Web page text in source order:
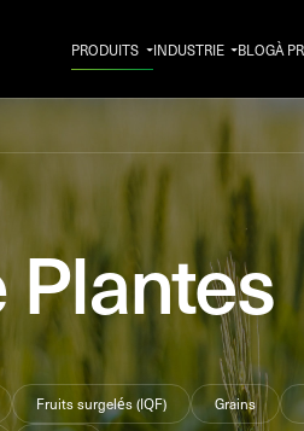
PRODUITS INDUSTRIE BLOGÀ
Plantes
Fruits surgelés (IQF) Grains